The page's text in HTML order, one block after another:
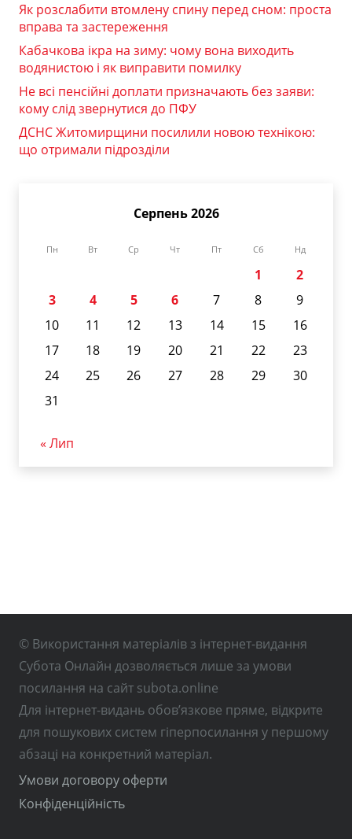
Як розслабити втомлену спину перед сном: проста
вправа та застереження
Кабачкова ікра на зиму: чому вона виходить
водянистою і як виправити помилку
Не всі пенсійні доплати призначають без заяви:
кому слід звернутися до ПФУ
ДСНС Житомирщини посилили новою технікою:
що отримали підрозділи
Серпень 2026
Пн Вт Ср Чт Пт Сб Нд
1
2
3
4 5 6 7 8
9
10
11 12 13 14 15
16
17
18 19 20 21 22
23
24
25 26 27 28 29
30
31
« Лип
© Використання матеріалів з інтернет-видання
Субота Онлайн дозволяється лише за умови
посилання на сайт subota.online
Для інтернет-видань обов’язкове пряме, відкрите
для пошукових систем гіперпосилання у першому
абзаці на конкретний матеріал.
Умови договору оферти
Конфіденційність